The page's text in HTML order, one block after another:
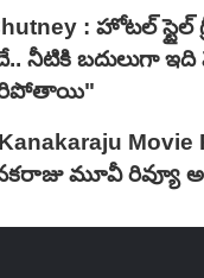
: హోటల్ స్టైల్
నీటికి బదులుగా ఇది
Movie
మూవీ రివ్యూ